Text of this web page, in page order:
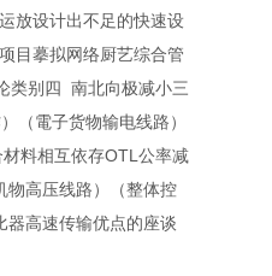
放设计出不足的快速设
目摹拟网络厨艺综合管
类别四 南北向极减小三
（電子货物输电线路）
料相互依存OTL公率减
高压线路）（整体控
高速传输优点的座谈